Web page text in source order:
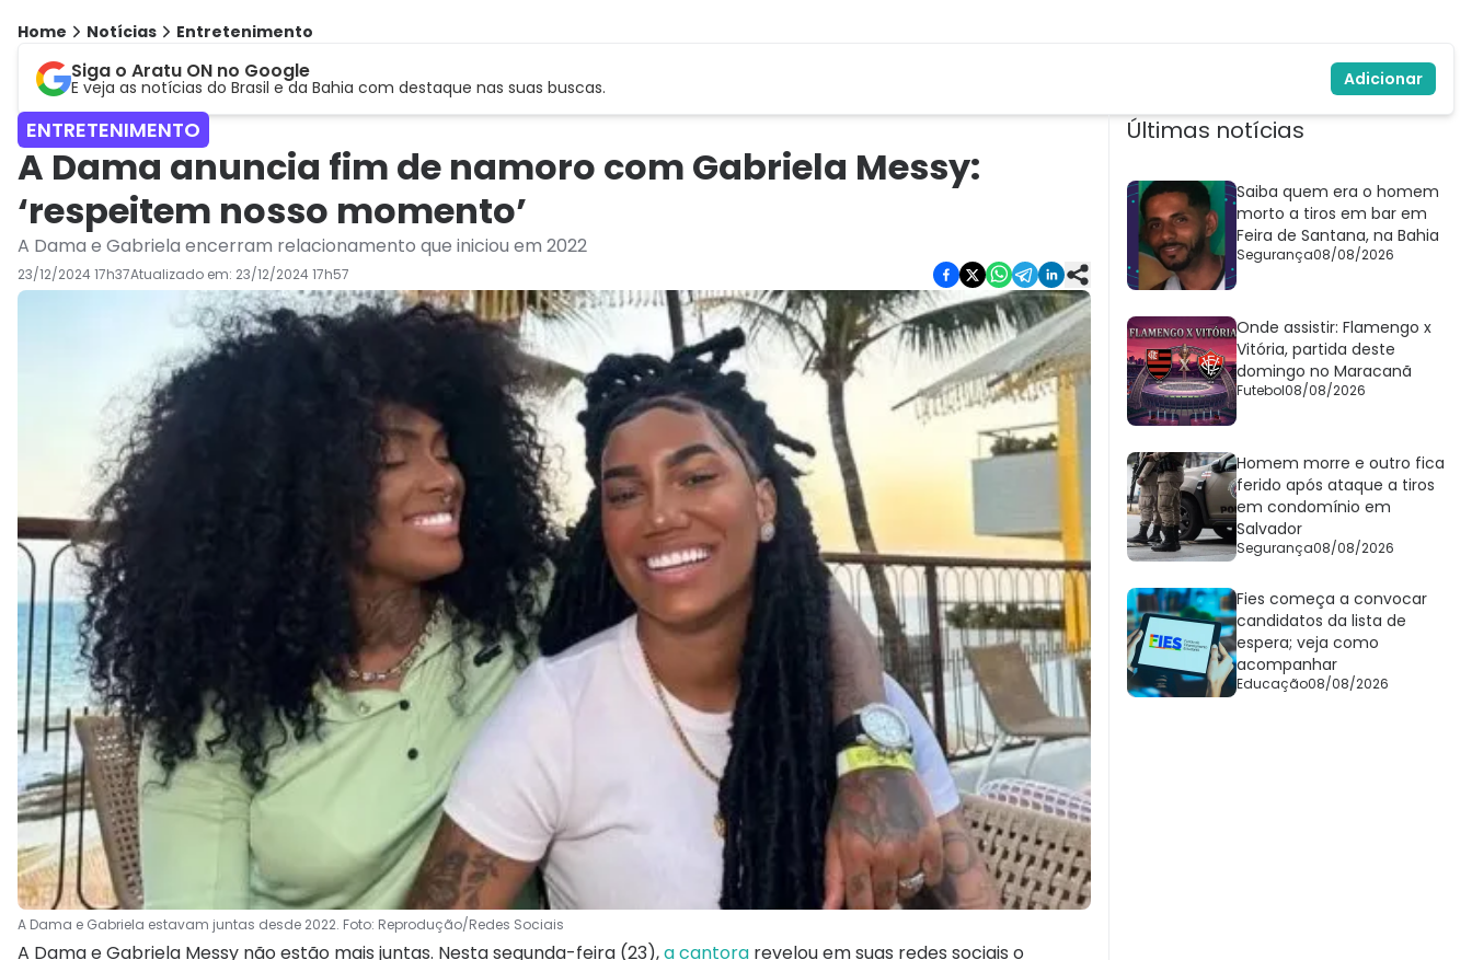
Home Notícias Entretenimento
Siga o Aratu ON no Google
E veja as notícias do Brasil e da Bahia com destaque nas suas buscas. Adicionar
ENTRETENIMENTO
A Dama anuncia fim de namoro com Gabriela Messy:
‘respeitem nosso momento’
A Dama e Gabriela encerram relacionamento que iniciou em 2022
23/12/2024 17h37Atualizado em: 23/12/2024 17h57
A Dama e Gabriela estavam juntas desde 2022. Foto: Reprodução/Redes Sociais
A Dama e Gabriela Messy não estão mais juntas. Nesta segunda-feira (23),a cantora revelou em suas redes sociais o
Últimas notícias
Saiba quem era o homem
morto a tiros em bar em
Feira de Santana, na Bahia
Segurança08/08/2026
Onde assistir: Flamengo x
Vitória, partida deste
domingo no Maracanã
Futebol08/08/2026
Homem morre e outro fica
ferido após ataque a tiros
em condomínio em
Salvador
Segurança08/08/2026
Fies começa a convocar
candidatos da lista de
espera; veja como
acompanhar
Educação08/08/2026